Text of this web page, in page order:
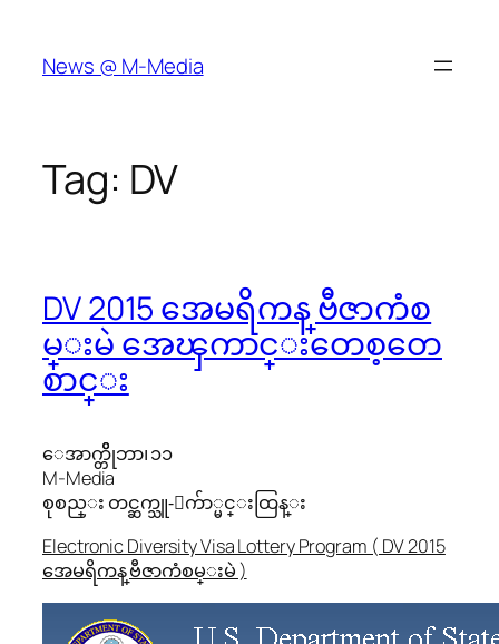
content
News @ M-Media
Tag: DV
DV 2015 အေမရိကန္ ဗီဇာကံစ
မ္းမဲ အေၾကာင္းတေစ့တေ
စာင္း
ေအာက္တိိုဘာ၊ ၁၁
M-Media
စုစည္း တင္ဆက္သူ-ေက်ာ္မင္းထြန္း
Electronic Diversity Visa Lottery Program ( DV 2015
အေမရိကန္ ဗီဇာကံစမ္းမဲ )